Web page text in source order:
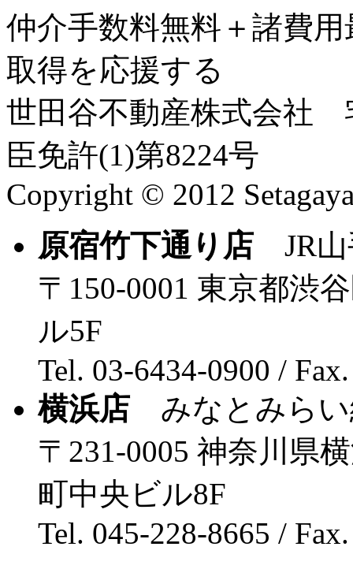
仲介手数料無料＋諸費
取得を応援する
世田谷不動産株式会社
臣免許(1)第8224号
Copyright © 2012
原宿竹下通り店JR山
〒150-0001 東京都渋
ル5F
Tel. 03-6434-0900 /
横浜店みなとみら
〒231-0005 神奈川県
町中央ビル8F
Tel. 045-228-8665 /